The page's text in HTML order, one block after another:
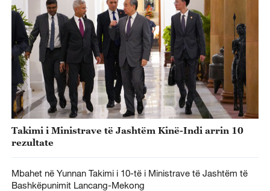
Takimi i Ministrave të Jashtëm Kinë-Indi arrin 10
rezultate
Mbahet në Yunnan Takimi i 10-të i Ministrave të Jashtëm të
Bashkëpunimit Lancang-Mekong